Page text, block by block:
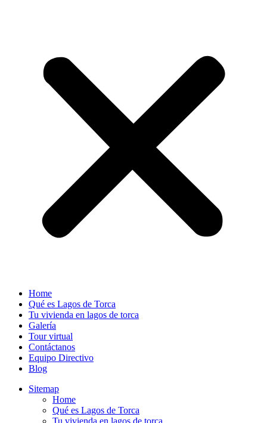
Home
Qué es Lagos de Torca
Tu vivienda en lagos de torca
Galería
Tour virtual
Contáctanos
Equipo Directivo
Blog
Sitemap
Home
Qué es Lagos de Torca